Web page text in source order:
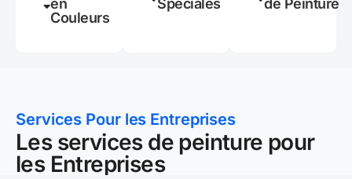
en
Couleurs
Spéciales
de Peinture
Services Pour les Entreprises
Les services de peinture pour
les Entreprises